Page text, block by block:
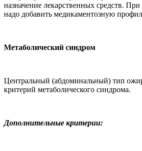
назначение лекарственных средств.
надо добавить медикаментозную
Метаболический синдром
Центральный (абдоминальный) тип
критерий метаболического синдрома.
Дополнительные критерии: